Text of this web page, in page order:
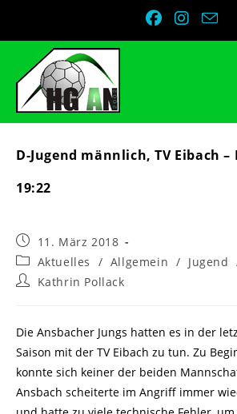
D-Jugend männlich, TV Eibach –
19:22
Beitrag
veröffentlicht:
11. März 2018
Beitrags-
Kategorie:
Aktuelles / Allgemein / Jugend
Beitrags-
Kathrin Pollack
Die Ansbacher Jungs hatten es in der
Saison mit der TV Eibach zu tun. Zu
konnte sich keiner der beiden
Ansbach scheiterte im Angriff immer